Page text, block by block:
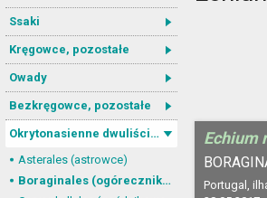
Ssaki
Kręgowce, pozostałe
Owady
Bezkręgowce, pozostałe
Okrytonasienne dwuliścienne
Asterales (astrowce)
Boraginales (ogórecznikowce)
Echium
Portugal,